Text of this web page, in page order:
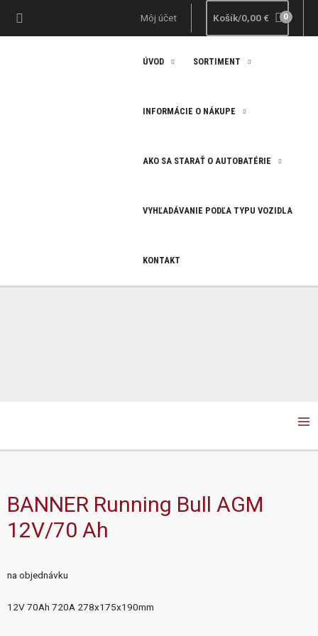
obsah
Hľadať Môj účet Košík/0,00 €
ÚVOD SORTIMENT
INFORMÁCIE O NÁKUPE
AKO SA STARAŤ O AUTOBATÉRIE
VYHĽADÁVANIE PODĽA TYPU VOZIDLA
KONTAKT
BANNER Running Bull AGM
12V/70 Ah
na objednávku
12V 70Ah 720A 278x175x190mm